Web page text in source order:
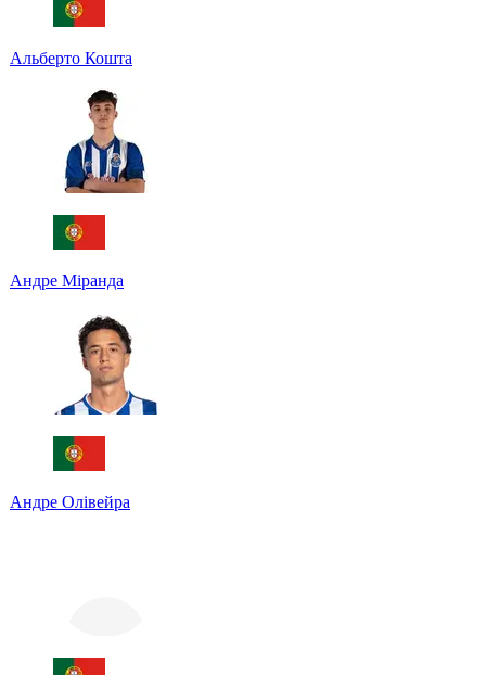
Альберто Кошта
Андре Міранда
Андре Олівейра